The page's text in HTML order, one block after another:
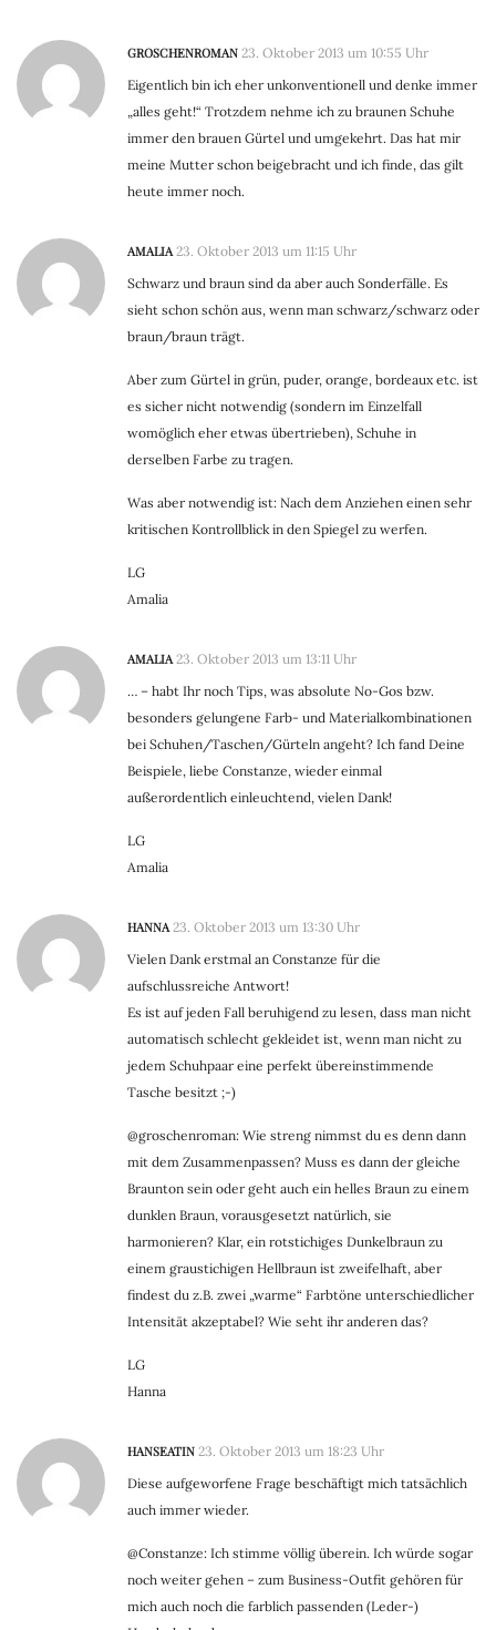
GROSCHENROMAN 23. Oktober 2013 um 10:55 Uhr
Eigentlich bin ich eher unkonventionell und denke immer
„alles geht!“ Trotzdem nehme ich zu braunen Schuhe
immer den brauen Gürtel und umgekehrt. Das hat mir
meine Mutter schon beigebracht und ich finde, das gilt
heute immer noch.
AMALIA 23. Oktober 2013 um 11:15 Uhr
Schwarz und braun sind da aber auch Sonderfälle. Es
sieht schon schön aus, wenn man schwarz/schwarz oder
braun/braun trägt.
Aber zum Gürtel in grün, puder, orange, bordeaux etc. ist
es sicher nicht notwendig (sondern im Einzelfall
womöglich eher etwas übertrieben), Schuhe in
derselben Farbe zu tragen.
Was aber notwendig ist: Nach dem Anziehen einen sehr
kritischen Kontrollblick in den Spiegel zu werfen.
LG
Amalia
AMALIA 23. Oktober 2013 um 13:11 Uhr
… – habt Ihr noch Tips, was absolute No-Gos bzw.
besonders gelungene Farb- und Materialkombinationen
bei Schuhen/Taschen/Gürteln angeht? Ich fand Deine
Beispiele, liebe Constanze, wieder einmal
außerordentlich einleuchtend, vielen Dank!
LG
Amalia
HANNA 23. Oktober 2013 um 13:30 Uhr
Vielen Dank erstmal an Constanze für die
aufschlussreiche Antwort!
Es ist auf jeden Fall beruhigend zu lesen, dass man nicht
automatisch schlecht gekleidet ist, wenn man nicht zu
jedem Schuhpaar eine perfekt übereinstimmende
Tasche besitzt ;-)
@groschenroman: Wie streng nimmst du es denn dann
mit dem Zusammenpassen? Muss es dann der gleiche
Braunton sein oder geht auch ein helles Braun zu einem
dunklen Braun, vorausgesetzt natürlich, sie
harmonieren? Klar, ein rotstichiges Dunkelbraun zu
einem graustichigen Hellbraun ist zweifelhaft, aber
findest du z.B. zwei „warme“ Farbtöne unterschiedlicher
Intensität akzeptabel? Wie seht ihr anderen das?
LG
Hanna
HANSEATIN 23. Oktober 2013 um 18:23 Uhr
Diese aufgeworfene Frage beschäftigt mich tatsächlich
auch immer wieder.
@Constanze: Ich stimme völlig überein. Ich würde sogar
noch weiter gehen – zum Business-Outfit gehören für
mich auch noch die farblich passenden (Leder-)